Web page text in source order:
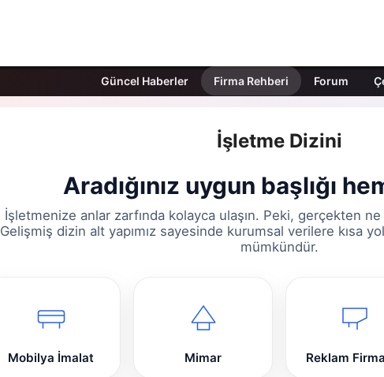
Güncel Haberler Firma Rehberi Forum
İşletme Dizini
Aradığınız uygun başlığı
İşletmenize anlar zarfında kolayca ulaşın. Peki, gerçekten
Gelişmiş dizin alt yapımız sayesinde kurumsal verilere kısa
mümkündür.
Mobilya İmalat Mimar Reklam